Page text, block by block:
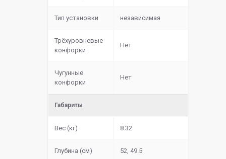
Тип установки независимая
Трёхуровневые
конфорки
Нет
Чугунные
конфорки
Нет
Габариты
Вес (кг) 8.32
Глубина (см) 52, 49.5